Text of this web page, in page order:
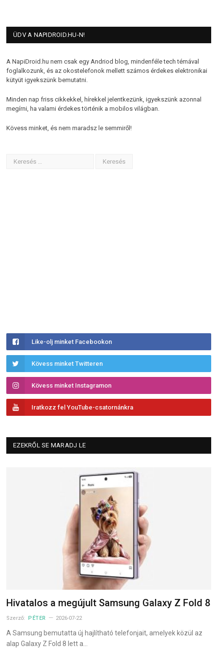
ÜDV A NAPIDROID.HU-N!
A NapiDroid.hu nem csak egy Andriod blog, mindenféle tech témával
foglalkozunk, és az okostelefonok mellett számos érdekes elektronikai
kütyüt igyekszünk bemutatni.
Minden nap friss cikkekkel, hírekkel jelentkezünk, igyekszünk azonnal
megírni, ha valami érdekes történik a mobilos világban.
Kövess minket, és nem maradsz le semmiről!
Like-olj minket Facebookon
Kövess minket Twitteren
Kövess minket Instagramon
Iratkozz fel YouTube-csatornánkra
EZEKRŐL SE MARADJ LE
Hivatalos a megújult Samsung Galaxy Z Fold 8
Szerző: PÉTER 2026-07-22
A Samsung bemutatta új hajlítható telefonjait, amelyek közül az
alap Galaxy Z Fold 8 lett a…